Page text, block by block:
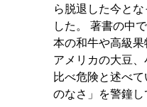
ら脱退した今と
した。 著書の中
本の和牛や高級果
アメリカの大豆
比べ危険と述べ
のなさ」を警鐘し